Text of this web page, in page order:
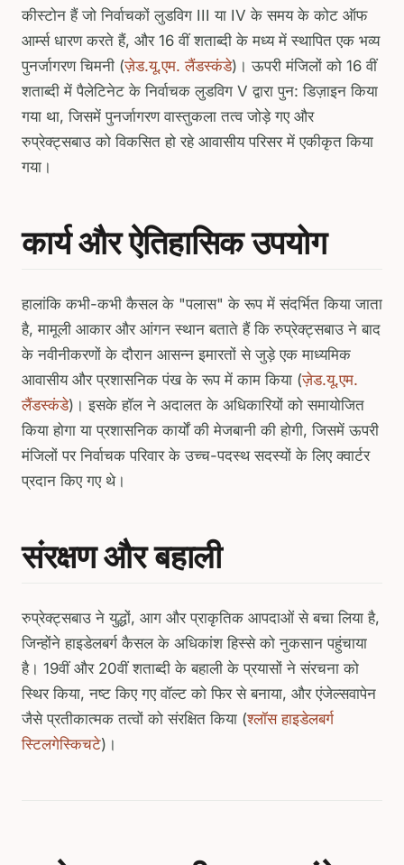
कीस्टोन हैं जो निर्वाचकों लुडविग III या IV के समय के कोट ऑफ
आर्म्स धारण करते हैं, और 16 वीं शताब्दी के मध्य में स्थापित एक भव्य
पुनर्जागरण चिमनी (ज़ेड.यू.एम. लैंडस्कंडे)। ऊपरी मंजिलों को 16 वीं
शताब्दी में पैलेटिनेट के निर्वाचक लुडविग V द्वारा पुन: डिज़ाइन किया
गया था, जिसमें पुनर्जागरण वास्तुकला तत्व जोड़े गए और
रुप्रेक्ट्सबाउ को विकसित हो रहे आवासीय परिसर में एकीकृत किया
गया।
कार्य और ऐतिहासिक उपयोग
हालांकि कभी-कभी कैसल के "पलास" के रूप में संदर्भित किया जाता
है, मामूली आकार और आंगन स्थान बताते हैं कि रुप्रेक्ट्सबाउ ने बाद
के नवीनीकरणों के दौरान आसन्न इमारतों से जुड़े एक माध्यमिक
आवासीय और प्रशासनिक पंख के रूप में काम किया (ज़ेड.यू.एम.
लैंडस्कंडे)। इसके हॉल ने अदालत के अधिकारियों को समायोजित
किया होगा या प्रशासनिक कार्यों की मेजबानी की होगी, जिसमें ऊपरी
मंजिलों पर निर्वाचक परिवार के उच्च-पदस्थ सदस्यों के लिए क्वार्टर
प्रदान किए गए थे।
संरक्षण और बहाली
रुप्रेक्ट्सबाउ ने युद्धों, आग और प्राकृतिक आपदाओं से बचा लिया है,
जिन्होंने हाइडेलबर्ग कैसल के अधिकांश हिस्से को नुकसान पहुंचाया
है। 19वीं और 20वीं शताब्दी के बहाली के प्रयासों ने संरचना को
स्थिर किया, नष्ट किए गए वॉल्ट को फिर से बनाया, और एंजेल्सवापेन
जैसे प्रतीकात्मक तत्वों को संरक्षित किया (श्लॉस हाइडेलबर्ग
स्टिलगेस्किचटे)।